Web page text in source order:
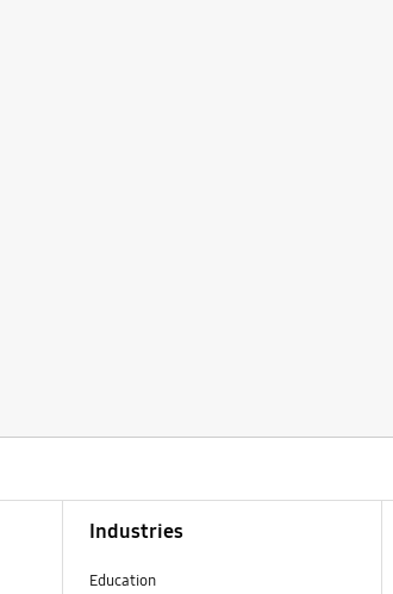
Industries
Education